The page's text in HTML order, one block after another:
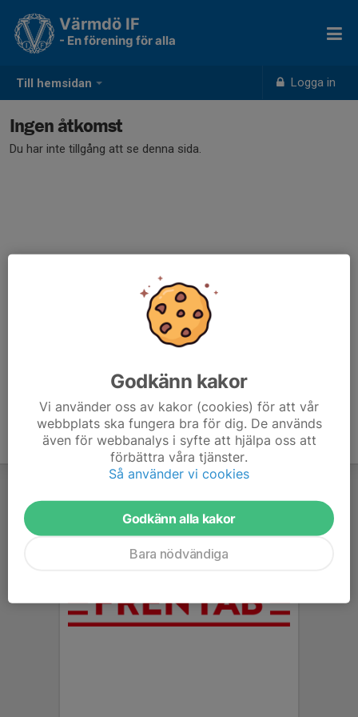
Till hemsidan Logga in
Värmdö IF
- En förening för alla
Ingen åtkomst
Du har inte tillgång att se denna sida.
Godkänn kakor
Vi använder oss av kakor (cookies) för att vår
webbplats ska fungera bra för dig. De används
även för webbanalys i syfte att hjälpa oss att
förbättra våra tjänster.
Så använder vi cookies
Godkänn alla kakor
Bara nödvändiga